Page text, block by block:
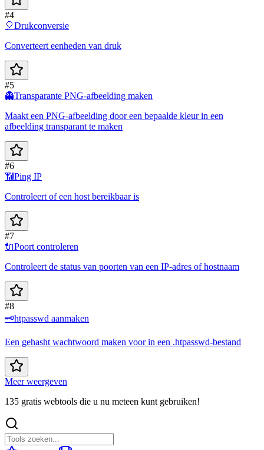
#4
🎈Drukconversie
Converteert eenheden van druk
#5
👻Transparante PNG-afbeelding maken
Maakt een PNG-afbeelding door een bepaalde kleur in een
afbeelding transparant te maken
#6
📶 Ping IP
Controleert of een host bereikbaar is
#7
🔌Poort controleren
Controleert de status van poorten van een IP-adres of hostnaam
#8
🗝️htpasswd aanmaken
Een gehasht wachtwoord maken voor in een .htpasswd-bestand
Meer weergeven
135 gratis webtools die u nu meteen kunt gebruiken!